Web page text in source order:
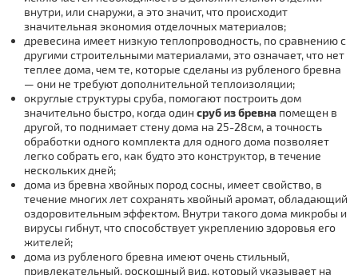
внутри, или снаружи, а это значит, что происходит
значительная экономия отделочных материалов;
древесина имеет низкую теплопроводность, по сравнению с
другими строительными материалами, это означает, что нет
теплее дома, чем те, которые сделаны из рубленого бревна
— они не требуют дополнительной теплоизоляции;
округлые структуры сруба, помогают построить дом
значительно быстро, когда один сруб из бревна помещен в
другой, то поднимает стену дома на 25-28см, а точность
обработки одного комплекта для одного дома позволяет
легко собрать его, как будто это конструктор, в течение
нескольких дней;
дома из бревна хвойных пород сосны, имеет свойство, в
течение многих лет сохранять хвойный аромат, обладающий
оздоровительным эффектом. Внутри такого дома микробы и
вирусы гибнут, что способствует укреплению здоровья его
жителей;
дома из рубленого бревна имеют очень стильный,
привлекательный, роскошный вид, который указывает на